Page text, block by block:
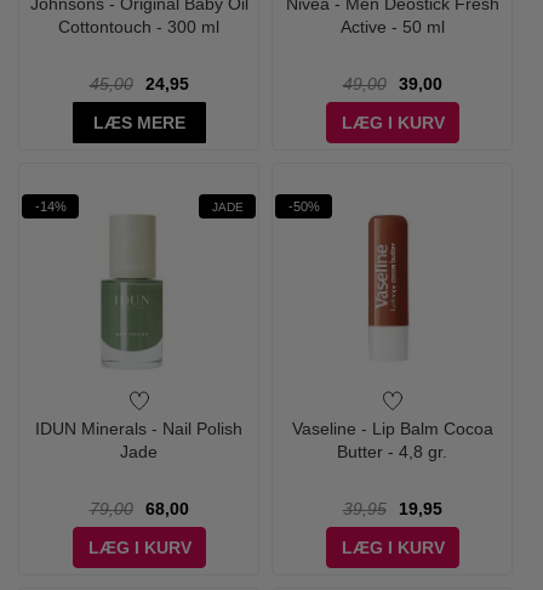
Cottontouch - 300 ml
45,00
24,95
LÆS MERE
Active - 50 ml
49,00
39,00
LÆG I KURV
-14% JADE
IDUN Minerals - Nail Polish
Jade
79,00
68,00
LÆG I KURV
-50%
Vaseline - Lip Balm Cocoa
Butter - 4,8 gr.
39,95
19,95
LÆG I KURV